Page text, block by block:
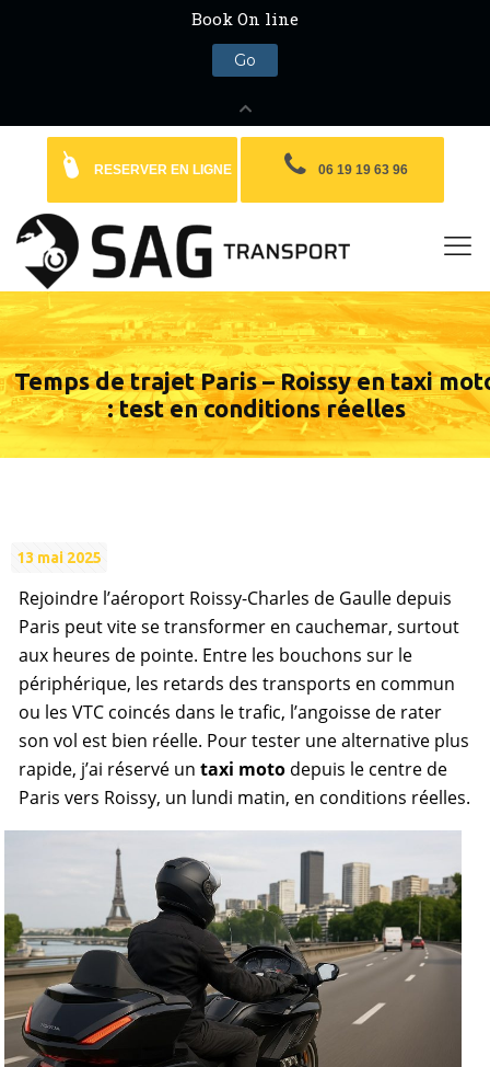
RESERVER EN LIGNE 06 19 19 63 96
Temps de trajet Paris – Roissy en taxi
: test en conditions réelles
13 mai 2025
Rejoindre l’aéroport Roissy-Charles de Gaulle depuis
Paris peut vite se transformer en cauchemar, surtout
aux heures de pointe. Entre les bouchons sur le
périphérique, les retards des transports en commun
ou les VTC coincés dans le trafic, l’angoisse de rater
son vol est bien réelle. Pour tester une alternative plus
rapide, j’ai réservé untaxi moto depuis le centre de
Paris vers Roissy, un lundi matin, en conditions réelles.